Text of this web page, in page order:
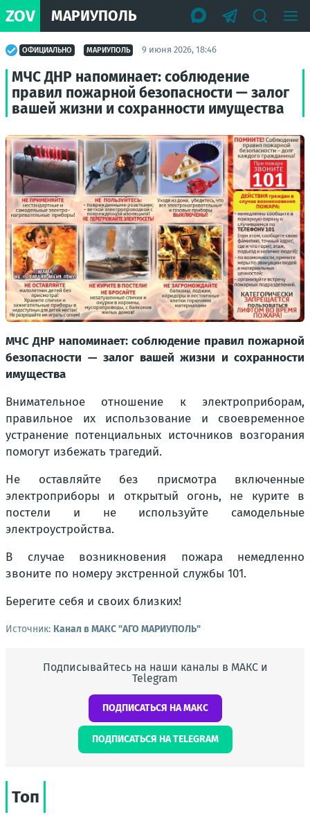
ZOV МАРИУПОЛЬ
ОФИЦИАЛЬНО МАРИУПОЛЬ 9 июня 2026, 18:46
МЧС ДНР напоминает: соблюдение
правил пожарной безопасности — залог
вашей жизни и сохранности имущества
МЧС ДНР напоминает: соблюдение правил пожарной
безопасности — залог вашей жизни и сохранности
имущества
Внимательное отношение к электроприборам,
правильное их использование и своевременное
устранение потенциальных источников возгорания
помогут избежать трагедий.
Не оставляйте без присмотра включенные
электроприборы и открытый огонь, не курите в
постели и не используйте самодельные
электроустройства.
В случае возникновения пожара немедленно
звоните по номеру экстренной службы 101.
Берегите себя и своих близких!
Источник: Канал в МАКС "АГО МАРИУПОЛЬ"
Подписывайтесь на наши каналы в МАКС и
Telegram
ПОДПИСАТЬСЯ НА МАКС
ПОДПИСАТЬСЯ НА TELEGRAM
Топ